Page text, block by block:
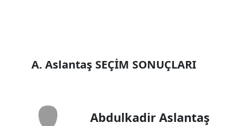
A. Aslantaş SEÇİM SONUÇLARI
Abdulkadir Aslantaş